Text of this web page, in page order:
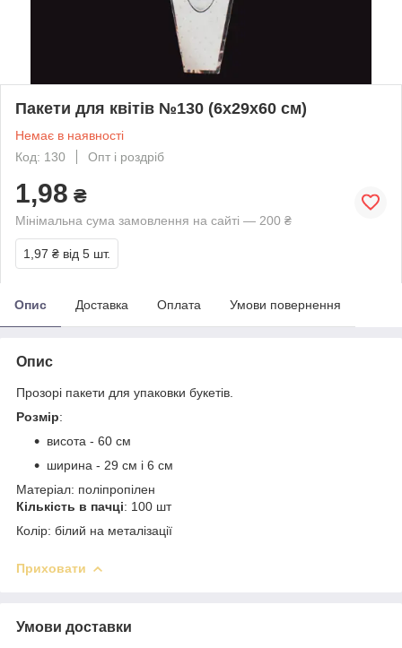
Пакети для квітів №130 (6х29х60 см)
Немає в наявності
Код: 130
Опт і роздріб
1,98 ₴
Мінімальна сума замовлення на сайті — 200 ₴
1,97 ₴ від 5 шт.
Опис Доставка Оплата Умови повернення
Опис
Прозорі пакети для упаковки букетів.
Розмір:
висота - 60 см
ширина - 29 см і 6 см
Матеріал: поліпропілен
Кількість в пачці: 100 шт
Колір: білий на металізації
Приховати
Умови доставки